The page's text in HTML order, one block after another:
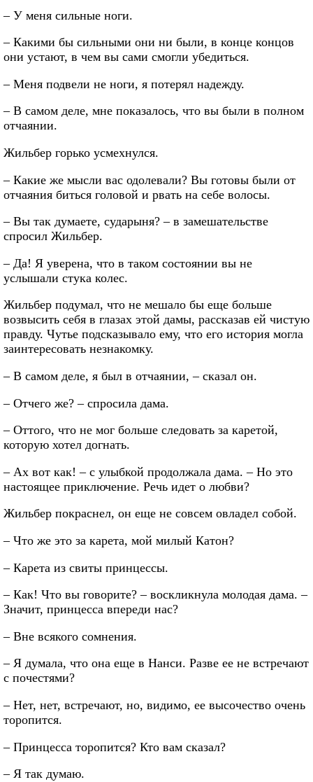
– У меня сильные ноги.
– Какими бы сильными они ни были, в конце концов
они устают, в чем вы сами смогли убедиться.
– Меня подвели не ноги, я потерял надежду.
– В самом деле, мне показалось, что вы были в полном
отчаянии.
Жильбер горько усмехнулся.
– Какие же мысли вас одолевали? Вы готовы были от
отчаяния биться головой и рвать на себе волосы.
– Вы так думаете, сударыня? – в замешательстве
спросил Жильбер.
– Да! Я уверена, что в таком состоянии вы не
услышали стука колес.
Жильбер подумал, что не мешало бы еще больше
возвысить себя в глазах этой дамы, рассказав ей чистую
правду. Чутье подсказывало ему, что его история могла
заинтересовать незнакомку.
– В самом деле, я был в отчаянии, – сказал он.
– Отчего же? – спросила дама.
– Оттого, что не мог больше следовать за каретой,
которую хотел догнать.
– Ах вот как! – с улыбкой продолжала дама. – Но это
настоящее приключение. Речь идет о любви?
Жильбер покраснел, он еще не совсем овладел собой.
– Что же это за карета, мой милый Катон?
– Карета из свиты принцессы.
– Как! Что вы говорите? – воскликнула молодая дама. –
Значит, принцесса впереди нас?
– Вне всякого сомнения.
– Я думала, что она еще в Нанси. Разве ее не встречают
с почестями?
– Нет, нет, встречают, но, видимо, ее высочество очень
торопится.
– Принцесса торопится? Кто вам сказал?
– Я так думаю.